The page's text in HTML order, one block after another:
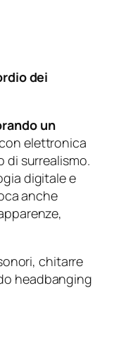
dei
un
elettronica
di surrealismo.
digitale e
anche
chitarre
headbanging